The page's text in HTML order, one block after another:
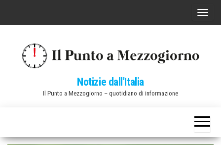
C
a
v
Notizie dall'Italia
Il Punto a Mezzogiorno – quotidiano di informazione